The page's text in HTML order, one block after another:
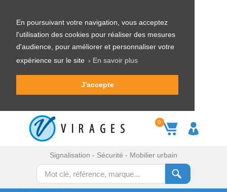
En poursuivant votre navigation, vous acceptez
l'utilisation des cookies pour réaliser des mesures
d'audience, pour améliorer et personnaliser votre
expérience sur le site › En savoir plus
J'accepte
0
Signalisation - Sécurité - Mobilier urbain